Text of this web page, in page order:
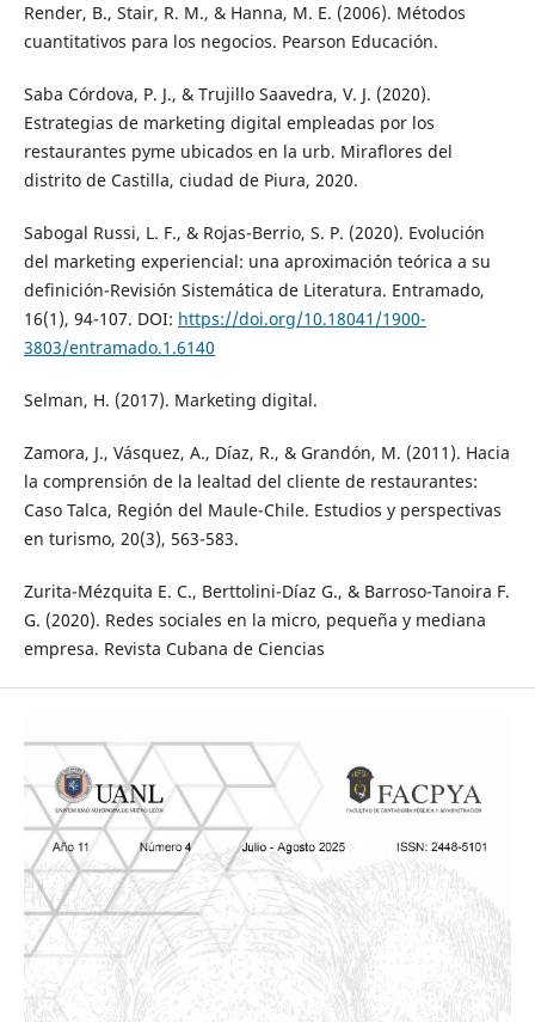
Render, B., Stair, R. M., & Hanna, M. E. (2006). Métodos
cuantitativos para los negocios. Pearson Educación.
Saba Córdova, P. J., & Trujillo Saavedra, V. J. (2020).
Estrategias de marketing digital empleadas por los
restaurantes pyme ubicados en la urb. Miraflores del
distrito de Castilla, ciudad de Piura, 2020.
Sabogal Russi, L. F., & Rojas-Berrio, S. P. (2020). Evolución
del marketing experiencial: una aproximación teórica a su
definición-Revisión Sistemática de Literatura. Entramado,
16(1), 94-107. DOI: https://doi.org/10.18041/1900-
3803/entramado.1.6140
Selman, H. (2017). Marketing digital.
Zamora, J., Vásquez, A., Díaz, R., & Grandón, M. (2011). Hacia
la comprensión de la lealtad del cliente de restaurantes:
Caso Talca, Región del Maule-Chile. Estudios y perspectivas
en turismo, 20(3), 563-583.
Zurita-Mézquita E. C., Berttolini-Díaz G., & Barroso-Tanoira F.
G. (2020). Redes sociales en la micro, pequeña y mediana
empresa. Revista Cubana de Ciencias